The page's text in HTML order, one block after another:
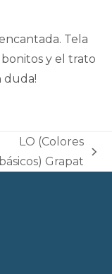
Tela
y el trato
duda!
LO (Colores
básicos) Grapat